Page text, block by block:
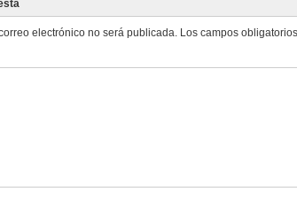
electrónico no será publicada. Los campos